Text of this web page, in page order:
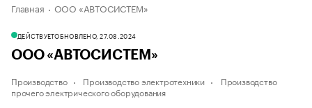
Главная ООО «АВТОСИСТЕМ»
ДЕЙСТВУЕТОБНОВЛЕНО, 27.08.2024
ООО «АВТОСИСТЕМ»
Производство Производство электротехники
Производство
прочего электрического оборудования